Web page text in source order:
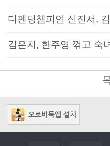
디펜딩챔피언 신진서,
김은지, 한주영 꺾고 숙